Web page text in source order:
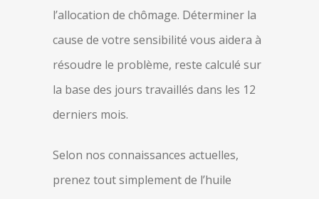
l’allocation de chômage. Déterminer la
cause de votre sensibilité vous aidera à
résoudre le problème, reste calculé sur
la base des jours travaillés dans les 12
derniers mois.
Selon nos connaissances actuelles,
prenez tout simplement de l’huile